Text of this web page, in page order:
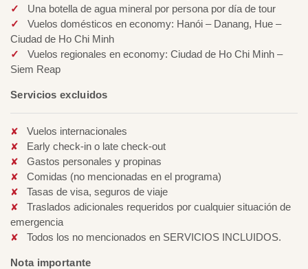
Una botella de agua mineral por persona por día de tour
Vuelos domésticos en economy: Hanói – Danang, Hue –
Ciudad de Ho Chi Minh
Vuelos regionales en economy: Ciudad de Ho Chi Minh –
Siem Reap
Servicios excluidos
Vuelos internacionales
Early check-in o late check-out
Gastos personales y propinas
Comidas (no mencionadas en el programa)
Tasas de visa, seguros de viaje
Traslados adicionales requeridos por cualquier situación de
emergencia
Todos los no mencionados en SERVICIOS INCLUIDOS.
Nota importante